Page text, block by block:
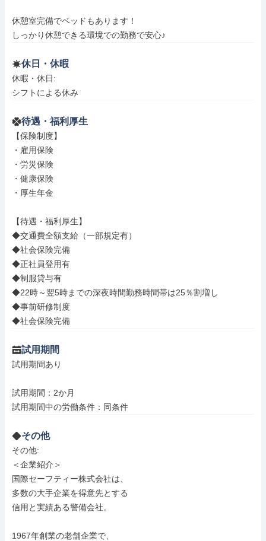
休憩室完備でベッドもあります！
しっかり休憩できる環境での勤務で安心♪
休日・休暇
休暇・休日:
シフトによる休み
待遇・福利厚生
【保険制度】
・雇用保険
・労災保険
・健康保険
・厚生年金
【待遇・福利厚生】
◆交通費全額支給（一部規定有）
◆社会保険完備
◆正社員登用有
◆制服貸与有
◆22時～翌5時までの深夜時間勤務時間帯は25％割増し
◆事前研修制度
◆社会保険完備
試用期間
試用期間あり
試用期間：2か月
試用期間中の労働条件：同条件
その他
その他:
＜企業紹介＞
国際セーフティー株式会社は、
多数の大手企業を得意先とする
信用と実績ある警備会社。
1967年創業の老舗企業で、